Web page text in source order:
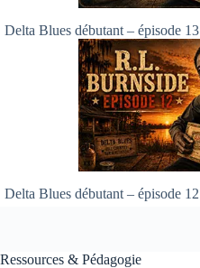
Delta Blues débutant – épisode
Delta Blues débutant – épisode
Ressources & Pédagogie